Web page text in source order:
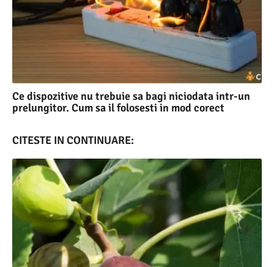
Ce dispozitive nu trebuie sa bagi niciodata intr-un
prelungitor. Cum sa il folosesti in mod corect
CITESTE IN CONTINUARE: